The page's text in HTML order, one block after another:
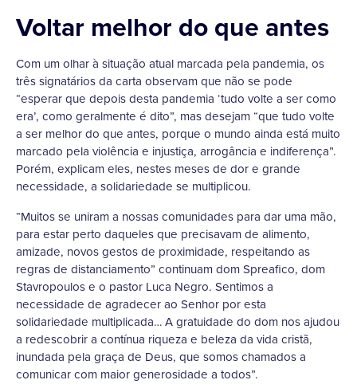
Voltar melhor do que antes
Com um olhar à situação atual marcada pela pandemia, os
três signatários da carta observam que não se pode
“esperar que depois desta pandemia ‘tudo volte a ser como
era’, como geralmente é dito”, mas desejam “que tudo volte
a ser melhor do que antes, porque o mundo ainda está muito
marcado pela violência e injustiça, arrogância e indiferença”.
Porém, explicam eles, nestes meses de dor e grande
necessidade, a solidariedade se multiplicou.
“Muitos se uniram a nossas comunidades para dar uma mão,
para estar perto daqueles que precisavam de alimento,
amizade, novos gestos de proximidade, respeitando as
regras de distanciamento” continuam dom Spreafico, dom
Stavropoulos e o pastor Luca Negro. Sentimos a
necessidade de agradecer ao Senhor por esta
solidariedade multiplicada… A gratuidade do dom nos ajudou
a redescobrir a contínua riqueza e beleza da vida cristã,
inundada pela graça de Deus, que somos chamados a
comunicar com maior generosidade a todos”.